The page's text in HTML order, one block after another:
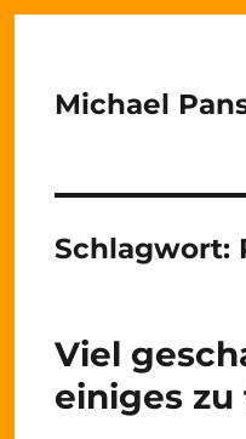
Michael
Schlagwort:
Viel
einiges